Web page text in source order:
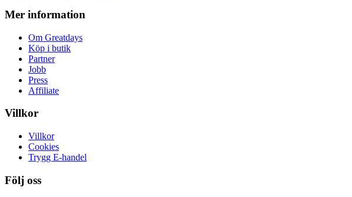
Mer information
Om Greatdays
Köp i butik
Partner
Jobb
Press
Affiliate
Villkor
Villkor
Cookies
Trygg E-handel
Följ oss